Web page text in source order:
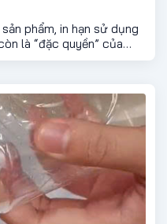
phẩm, in hạn sử dụng
là “đặc quyền” của
in date kết nối điện
lon kim loại.